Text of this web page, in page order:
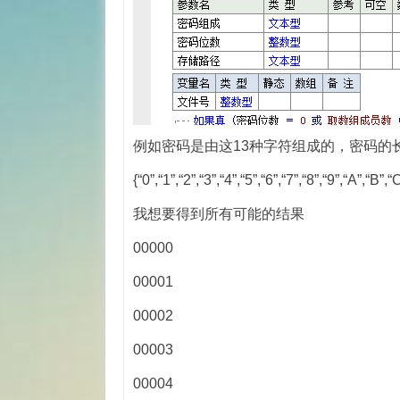
例如密码是由这13种字符组成的，密码的
我想要得到所有可能的结果
00000
00001
00002
00003
00004